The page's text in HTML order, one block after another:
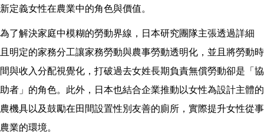
新定義女性在農業中的角色與價值。
為了解決家庭中模糊的勞動界線，日本研究團隊主張透過詳細
且明定的家務分工讓家務勞動與農事勞動透明化，並且將勞動時
間與收入分配視覺化，打破過去女姓長期負責無償勞動卻是「協
助者」的角色。此外，日本也結合企業推動以女性為設計主體的
農機具以及鼓勵在田間設置性別友善的廁所，實際提升女性從事
農業的環境。